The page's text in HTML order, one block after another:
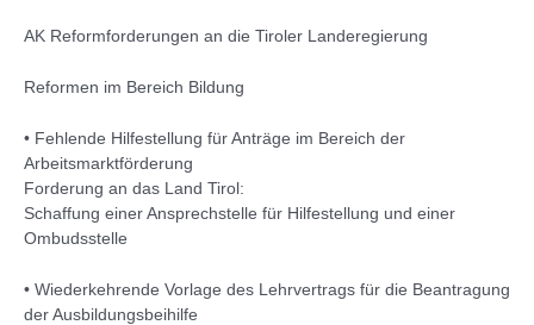
AK Reformforderungen an die Tiroler Landeregierung
Reformen im Bereich Bildung
• Fehlende Hilfestellung für Anträge im Bereich der
Arbeitsmarktförderung
Forderung an das Land Tirol:
Schaffung einer Ansprechstelle für Hilfestellung und einer
Ombudsstelle
• Wiederkehrende Vorlage des Lehrvertrags für die Beantragung
der Ausbildungsbeihilfe